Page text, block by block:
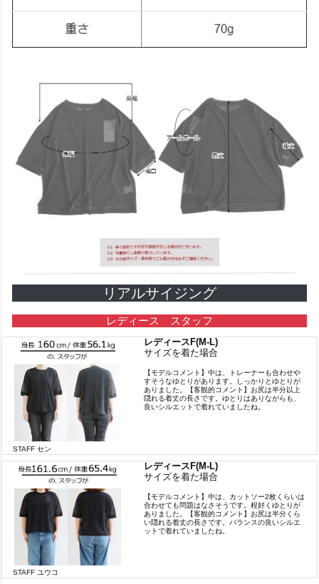
リアルサイジング
レディース スタッフ
レディースF(M-L)
サイズを着た場合
STAFF セン
【モデルコメント】中は、トレーナーも合わせや
すそうなゆとりがあります。しっかりとゆとりが
ありました。【客観的コメント】お尻は半分以上
隠れる着丈の長さです。ゆとりはありながらも、
良いシルエットで着れていましたね。
レディースF(M-L)
サイズを着た場合
STAFF ユウコ
【モデルコメント】中は、カットソー2枚くらいは
合わせても問題はなさそうです。程好くゆとりが
ありました。【客観的コメント】お尻は半分くら
い隠れる着丈の長さです。バランスの良いシルエ
ットで着れていましたね。